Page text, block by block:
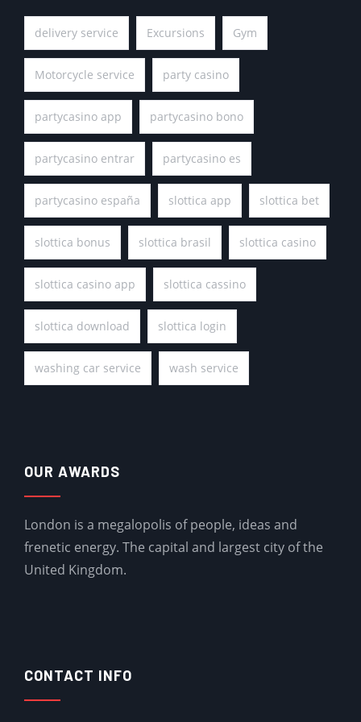
delivery service Excursions Gym
Motorcycle service party casino
partycasino app partycasino bono
partycasino entrar partycasino es
partycasino españa slottica app slottica bet
slottica bonus slottica brasil slottica casino
slottica casino app slottica cassino
slottica download slottica login
washing car service wash service
OUR AWARDS
London is a megalopolis of people, ideas and
frenetic energy. The capital and largest city of the
United Kingdom.
CONTACT INFO